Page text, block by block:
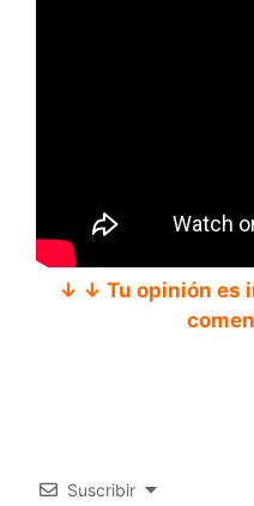
↓ ↓ Tu opinión es
Suscribir